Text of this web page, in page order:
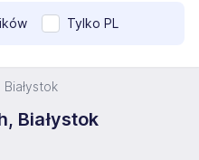
Tylko PL
Białystok
Białystok